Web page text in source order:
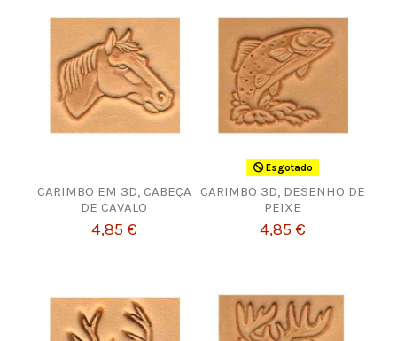
CARIMBO EM 3D, CABEÇA
DE CAVALO
4,85 €
Esgotado
CARIMBO 3D, DESENHO DE
PEIXE
4,85 €